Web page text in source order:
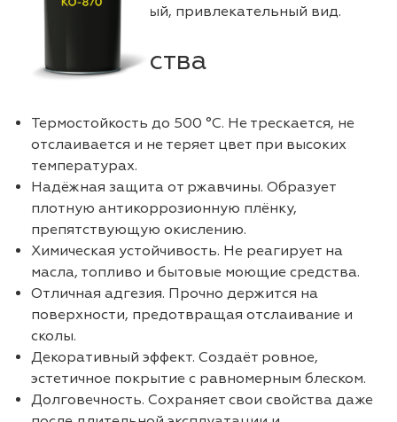
изделию аккуратный, привлекательный вид.
Преимущества
Термостойкость до 500 °C. Не трескается, не
отслаивается и не теряет цвет при высоких
температурах.
Надёжная защита от ржавчины. Образует
плотную антикоррозионную плёнку,
препятствующую окислению.
Химическая устойчивость. Не реагирует на
масла, топливо и бытовые моющие средства.
Отличная адгезия. Прочно держится на
поверхности, предотвращая отслаивание и
сколы.
Декоративный эффект. Создаёт ровное,
эстетичное покрытие с равномерным блеском.
Долговечность. Сохраняет свои свойства даже